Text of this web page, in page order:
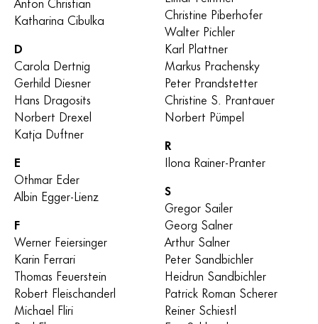
Katharina Cibulka
D
Carola Dertnig
Gerhild Diesner
Hans Dragosits
Norbert Drexel
Katja Duftner
E
Othmar Eder
Albin Egger-Lienz
F
Werner Feiersinger
Karin Ferrari
Thomas Feuerstein
Robert Fleischanderl
Michael Fliri
Christine Piberhofer
Walter Pichler
Karl Plattner
Markus Prachensky
Peter Prandstetter
Christine S. Prantauer
Norbert Pümpel
R
Ilona Rainer-Pranter
S
Gregor Sailer
Georg Salner
Arthur Salner
Peter Sandbichler
Heidrun Sandbichler
Patrick Roman Scherer
Reiner Schiestl